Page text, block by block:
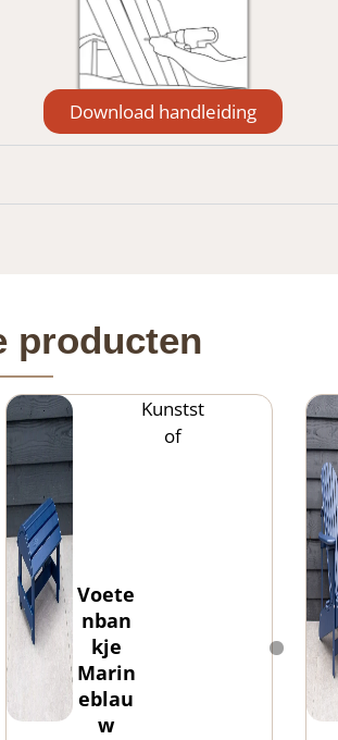
Download handleiding
producten
Voete
nban
kje
Marin
eblau
w
Kunstst
of